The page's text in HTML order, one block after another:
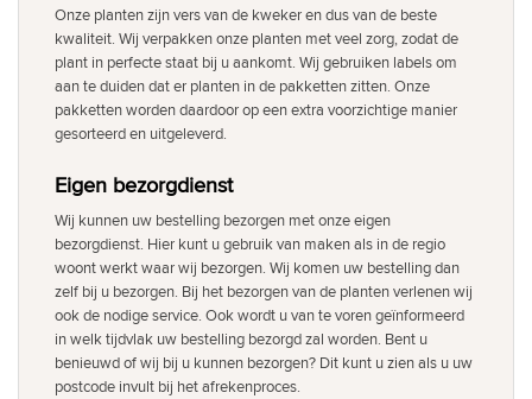
Onze planten zijn vers van de kweker en dus van de beste
kwaliteit. Wij verpakken onze planten met veel zorg, zodat de
plant in perfecte staat bij u aankomt. Wij gebruiken labels om
aan te duiden dat er planten in de pakketten zitten. Onze
pakketten worden daardoor op een extra voorzichtige manier
gesorteerd en uitgeleverd.
Eigen bezorgdienst
Wij kunnen uw bestelling bezorgen met onze eigen
bezorgdienst. Hier kunt u gebruik van maken als in de regio
woont werkt waar wij bezorgen. Wij komen uw bestelling dan
zelf bij u bezorgen. Bij het bezorgen van de planten verlenen wij
ook de nodige service. Ook wordt u van te voren geïnformeerd
in welk tijdvlak uw bestelling bezorgd zal worden. Bent u
benieuwd of wij bij u kunnen bezorgen? Dit kunt u zien als u uw
postcode invult bij het afrekenproces.